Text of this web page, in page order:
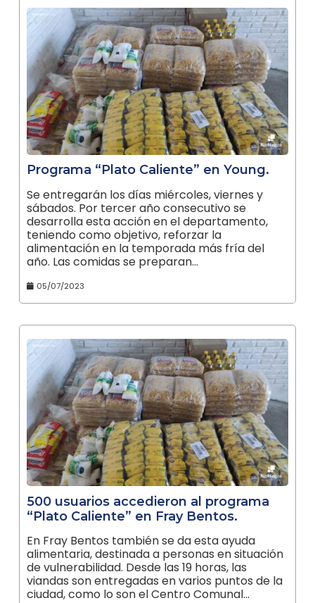
Programa “Plato Caliente” en Young.
Se entregarán los días miércoles, viernes y
sábados. Por tercer año consecutivo se
desarrolla esta acción en el departamento,
teniendo como objetivo, reforzar la
alimentación en la temporada más fría del
año. Las comidas se preparan…
05/07/2023
500 usuarios accedieron al programa
“Plato Caliente” en Fray Bentos.
En Fray Bentos también se da esta ayuda
alimentaria, destinada a personas en situación
de vulnerabilidad. Desde las 19 horas, las
viandas son entregadas en varios puntos de la
ciudad, como lo son el Centro Comunal…